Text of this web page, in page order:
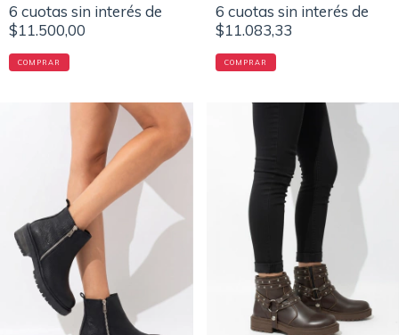
6 cuotas sin interés de
$11.500,00
COMPRAR
6 cuotas sin interés de
$11.083,33
COMPRAR